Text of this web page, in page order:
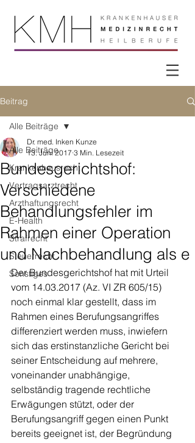
Beitrag
Alle Beiträge
Krankenhausrecht
Vertragsarztrecht
Arzthaftungsrecht
E-Health
Strafrecht
Steuerrecht
Sonstiges
Alle Beiträge
Bundesgerichtshof:
Verschiedene
Behandlungsfehler im
Rahmen einer Operation
und Nachbehandlung als e
Dr. med. Inken Kunze
13. Juni 2017 3 Min. Lesezeit
Der Bundesgerichtshof hat mit Urteil
vom 14.03.2017 (Az. VI ZR 605/15)
noch einmal klar gestellt, dass im
Rahmen eines Berufungsangriffes
differenziert werden muss, inwiefern
sich das erstinstanzliche Gericht bei
seiner Entscheidung auf mehrere,
voneinander unabhängige,
selbständig tragende rechtliche
Erwägungen stützt, oder der
Berufungsangriff gegen einen Punkt
bereits geeignet ist, der Begründung